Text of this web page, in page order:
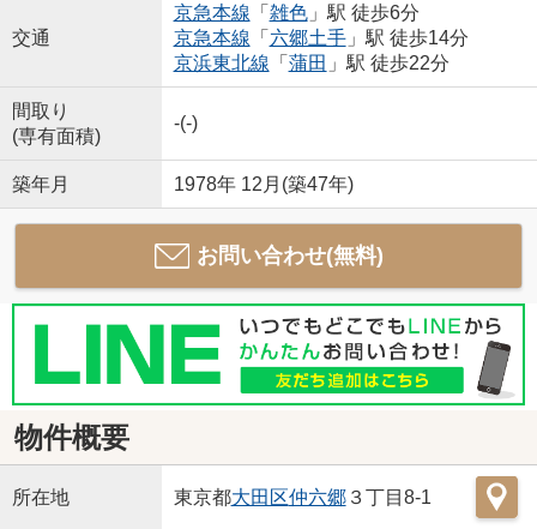
交通
京急本線 「 雑色」駅 徒歩6分
京急本線 「 六郷土手」駅 徒歩14分
京浜東北線 「 蒲田 」駅 徒歩22分
間取り
(専有面積)
-(-)
築年月 1978年 12月(築47年)
お問い合わせ(無料)
物件概要
所在地 東京都大田区仲六郷３丁目8-1